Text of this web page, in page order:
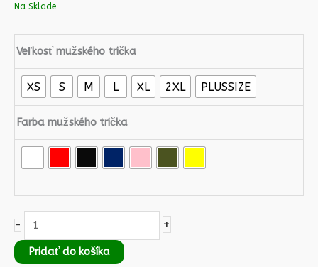
Na Sklade
Veľkosť mužského trička
XS S M L XL 2XL PLUSSIZE
Farba mužského trička
- +
Pridať do košíka